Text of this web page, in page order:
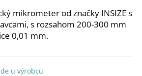
mikrometer od značky INSIZE s
s rozsahom 200-300 mm
0,01 mm.
u výrobcu